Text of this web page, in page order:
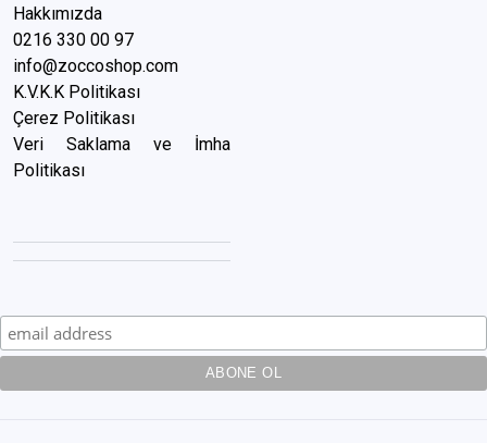
Hakkımızda
0216 330 00 97
info@zoccoshop.com
K.V.K.K Politikası
Çerez Politikası
Veri Saklama ve İmha
Politikası